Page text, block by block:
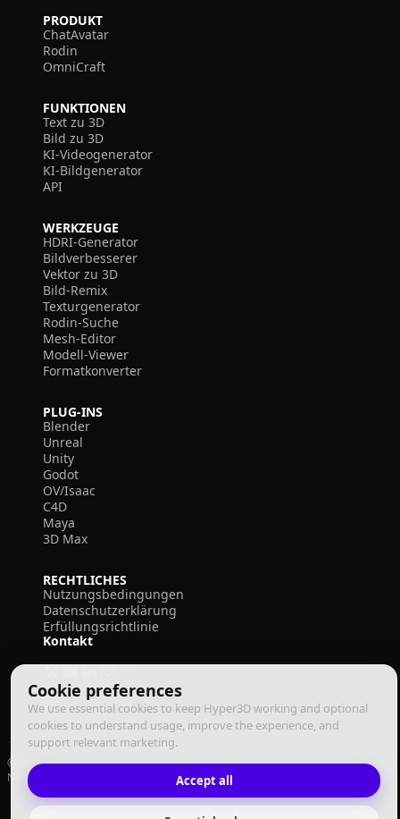
Cookie preferences
We use essential cookies to keep Hyper3D working and optional
cookies to understand usage, improve the experience, and
support relevant marketing.
Accept all
PRODUKT
ChatAvatar
Rodin
OmniCraft
FUNKTIONEN
Text zu 3D
Bild zu 3D
KI-Videogenerator
KI-Bildgenerator
API
WERKZEUGE
HDRI-Generator
Bildverbesserer
Vektor zu 3D
Bild-Remix
Texturgenerator
Rodin-Suche
Mesh-Editor
Modell-Viewer
Formatkonverter
PLUG-INS
Blender
Unreal
Unity
Godot
OV/Isaac
C4D
Maya
3D Max
RECHTLICHES
Nutzungsbedingungen
Datenschutzerklärung
Erfüllungsrichtlinie
Kontakt
© 2026 Deemos Corporation. Alle Rechte vorbehalten
Nutzungsbedingungen
DatenschutzrichtlinieErfüllungsrichtlinie Deutsch